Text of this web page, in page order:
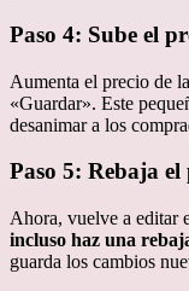
Paso 4: Sube el
Aumenta el precio de
«Guardar». Este
desanimar a los
Paso 5: Rebaja el
Ahora, vuelve a editar
incluso haz una
guarda los cambios